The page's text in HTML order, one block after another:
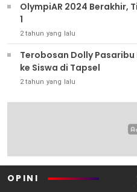
OlympiAR 2024 Berakhir,
1
2 tahun yang lalu
Terobosan Dolly
ke Siswa di Tapsel
2 tahun yang lalu
OPINI